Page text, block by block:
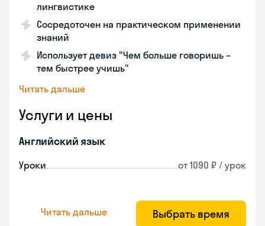
лингвистике
Сосредоточен на практическом применении
знаний
Использует девиз "Чем больше говоришь –
тем быстрее учишь"
Читать дальше
Услуги и цены
Английский язык
Уроки от 1090 ₽ / урок
Читать дальше Выбрать время